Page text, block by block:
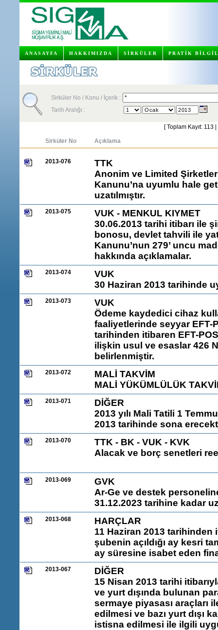
ANASAYFA HAKKIMIZDA SİRKÜLER PRATİK
Sirküler No / Konu / İçerik :
Tarih Aralığı :
[ Toplam Kayıt:
Sirküler No Açıklama
2013-076
TTK
Anonim ve Limited
Kanunu’na uyumlu hale
uzatılmıştır.
2013-075
VUK - MENKUL KIYMET
30.06.2013 tarihi itibarı ile
bonosu, devlet tahvili ile
Kanunu’nun 279’ uncu
hakkında açıklamalar.
2013-074
VUK
30 Haziran 2013 tarihinde
2013-073
VUK
Ödeme kaydedici cihaz
faaliyetlerinde seyyar EFT-
tarihinden itibaren EFT-
ilişkin usul ve esaslar 426
belirlenmiştir.
2013-072
MALİ TAKVİM
MALİ YÜKÜMLÜLÜK
2013-071
DİĞER
2013 yılı Mali Tatili 1
2013 tarihinde sona
2013-070
TTK - BK - VUK - KVK
Alacak ve borç senetleri
2013-069
GVK
Ar-Ge ve destek
31.12.2023 tarihine kadar
2013-068
HARÇLAR
11 Haziran 2013 tarihinden
şubenin açıldığı ay kesri
ay süresine isabet eden
2013-067
DİĞER
15 Nisan 2013 tarihi
ve yurt dışında bulunan
sermaye piyasası araçları
edilmesi ve bazı yurt dışı
istisna edilmesi ile ilgili